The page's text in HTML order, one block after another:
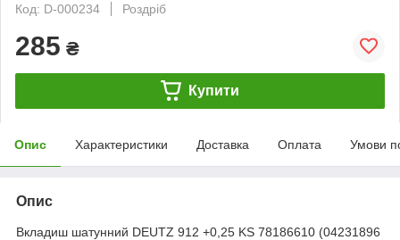
Код: D-000234
Роздріб
285 ₴
Купити
Опис Характеристики Доставка Оплата Умови
Опис
Вкладиш шатунний DEUTZ 912 +0,25 KS 78186610 (04231896